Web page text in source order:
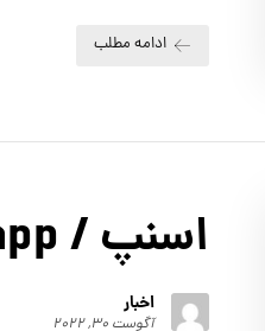
ادامه مطلب
اسنپ / Snapp
اخبار
آگوست ۳۰, ۲۰۲۲